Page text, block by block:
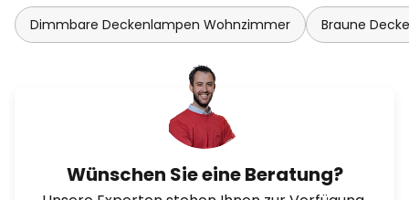
Dimmbare Deckenlampen Wohnzimmer Braune
Wünschen Sie eine Beratung?